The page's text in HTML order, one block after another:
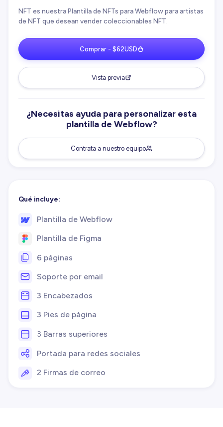
NFT es nuestra Plantilla de NFTs para Webflow para artistas
de NFT que desean vender coleccionables NFT.
Comprar - $62USD
Vista previa
¿Necesitas ayuda para personalizar esta
plantilla de Webflow?
Contrata a nuestro equipo
Qué incluye:
Plantilla de Webflow
Plantilla de Figma
6 páginas
Soporte por email
3 Encabezados
3 Pies de página
3 Barras superiores
Portada para redes sociales
2 Firmas de correo